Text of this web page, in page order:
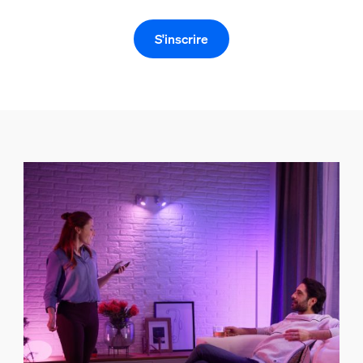
S'inscrire